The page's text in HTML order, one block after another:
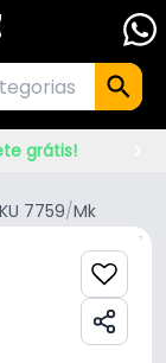
grátis!
7759/Mk